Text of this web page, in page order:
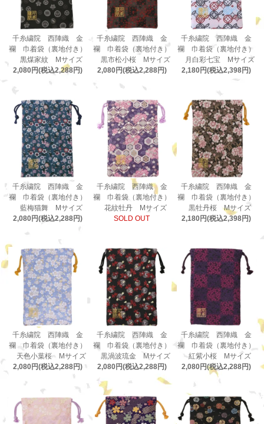
千糸繍院 西陣織 金
襴 巾着袋（裏地付き）
黒煤家紋 Mサイズ
2,080円(税込2,288円)
千糸繍院 西陣織 金
襴 巾着袋（裏地付き）
黒市松小桜 Mサイズ
2,080円(税込2,288円)
千糸繍院 西陣織 金
襴 巾着袋（裏地付き）
月白彩七宝 Mサイズ
2,180円(税込2,398円)
千糸繍院 西陣織 金
襴 巾着袋（裏地付き）
藍梅猫舞 Mサイズ
2,080円(税込2,288円)
千糸繍院 西陣織 金
襴 巾着袋（裏地付き）
花紋牡丹 Mサイズ
SOLD OUT
千糸繍院 西陣織 金
襴 巾着袋（裏地付き）
黒牡丹桜 Mサイズ
2,180円(税込2,398円)
千糸繍院 西陣織 金
襴 巾着袋（裏地付き）
天色小葉桜 Mサイズ
2,080円(税込2,288円)
千糸繍院 西陣織 金
襴 巾着袋（裏地付き）
黒渦波琉金 Mサイズ
2,080円(税込2,288円)
千糸繍院 西陣織 金
襴 巾着袋（裏地付き）
紅紫小桜 Mサイズ
2,080円(税込2,288円)